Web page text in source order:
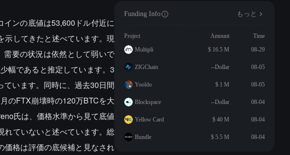
ンの底値は53,600ドル付近に
示してきたと述べています。現
要の状況は依然として弱いで
幅であると推定しています。3
います。同時に、過去30日間
のFTX崩壊時の120万BTCを大
氏は、価格水準から見て底値
れていないと述べています。総
価格は評価の底候補と見なされ
Funding Info もっと
Project Amount
Time
Multipli
$ 16.5 M 08-29
ZIGChain --Dollar 08-05
Yooldo $ 1 M 08-05
Blockspace --Dollar 08-04
Yellow Card $ 40 M 08-04
Bundle $ 5.5 M 08-04